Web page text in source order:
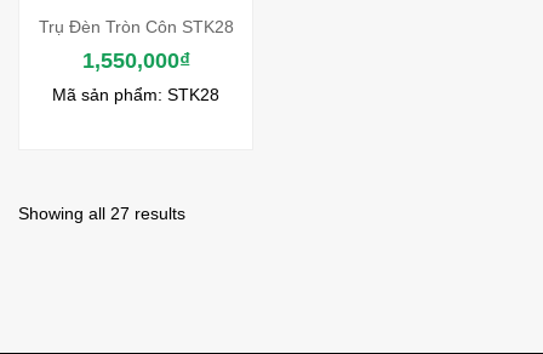
Trụ Đèn Tròn Côn STK28
1,550,000₫
Mã sản phẩm: STK28
Showing all 27 results